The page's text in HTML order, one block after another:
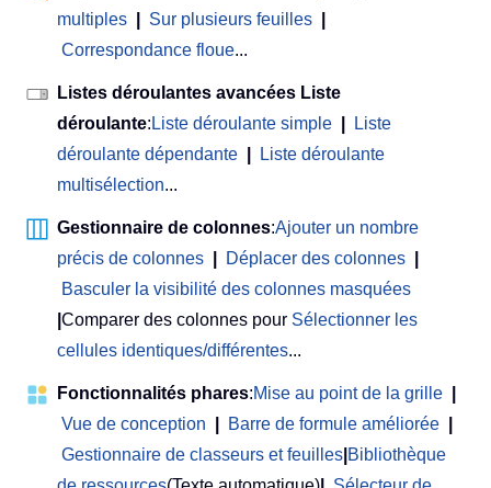
multiples
Sur plusieurs feuilles
Correspondance floue...
Listes déroulantes avancées Liste
déroulante:Liste déroulante simple
Liste
déroulante dépendante
Liste déroulante
multisélection...
Gestionnaire de colonnes:Ajouter un nombre
précis de colonnes
Déplacer des colonnes
Basculer la visibilité des colonnes masquées
Comparer des colonnes pour Sélectionner les
cellules identiques/différentes...
Fonctionnalités phares:Mise au point de la grille
Vue de conception
Barre de formule améliorée
Gestionnaire de classeurs et feuilles Bibliothèque